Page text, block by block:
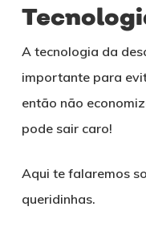
A tecnologia da
importante para
então não
pode sair caro!
Aqui te falaremos
queridinhas.